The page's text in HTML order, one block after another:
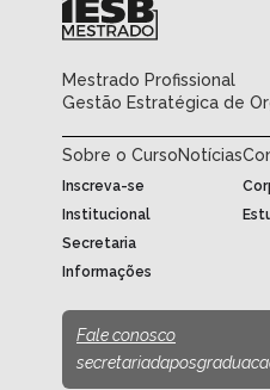
Mestrado Profissional
Gestão Estratégica de
Sobre o Curso
Inscreva-se
Institucional
Secretaria
Informações
Notícias
Fale conosco